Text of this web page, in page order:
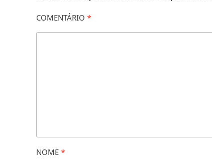
COMENTÁRIO *
NOME *